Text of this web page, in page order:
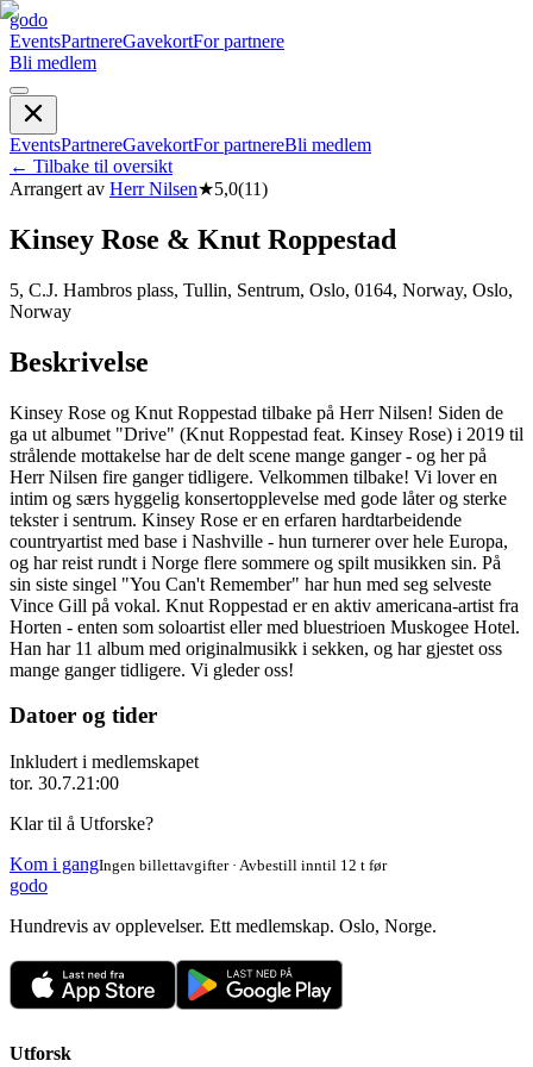
godo
EventsPartnereGavekortFor partnere
Bli medlem
EventsPartnereGavekortFor partnereBli medlem
← Tilbake til oversikt
Arrangert av Herr Nilsen★5,0(11)
Kinsey Rose & Knut Roppestad
5, C.J. Hambros plass, Tullin, Sentrum, Oslo, 0164, Norway, Oslo,
Norway
Beskrivelse
Kinsey Rose og Knut Roppestad tilbake på Herr Nilsen! Siden de
ga ut albumet "Drive" (Knut Roppestad feat. Kinsey Rose) i 2019 til
strålende mottakelse har de delt scene mange ganger - og her på
Herr Nilsen fire ganger tidligere. Velkommen tilbake! Vi lover en
intim og særs hyggelig konsertopplevelse med gode låter og sterke
tekster i sentrum. Kinsey Rose er en erfaren hardtarbeidende
countryartist med base i Nashville - hun turnerer over hele Europa,
og har reist rundt i Norge flere sommere og spilt musikken sin. På
sin siste singel "You Can't Remember" har hun med seg selveste
Vince Gill på vokal. Knut Roppestad er en aktiv americana-artist fra
Horten - enten som soloartist eller med bluestrioen Muskogee Hotel.
Han har 11 album med originalmusikk i sekken, og har gjestet oss
mange ganger tidligere. Vi gleder oss!
Datoer og tider
Inkludert i medlemskapet
tor. 30.7.21:00
Klar til å Utforske?
Kom i gangIngen billettavgifter · Avbestill inntil 12 t før
godo
Hundrevis av opplevelser. Ett medlemskap. Oslo, Norge.
Utforsk